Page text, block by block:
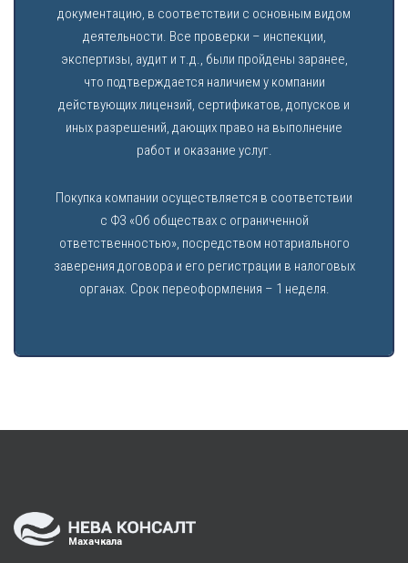
документацию, в соответствии с основным видом
деятельности. Все проверки – инспекции,
экспертизы, аудит и т.д., были пройдены заранее,
что подтверждается наличием у компании
действующих лицензий, сертификатов, допусков и
иных разрешений, дающих право на выполнение
работ и оказание услуг.
Покупка компании осуществляется в соответствии
с ФЗ «Об обществах с ограниченной
ответственностью», посредством нотариального
заверения договора и его регистрации в налоговых
органах. Срок переоформления – 1 неделя.
Махачкала